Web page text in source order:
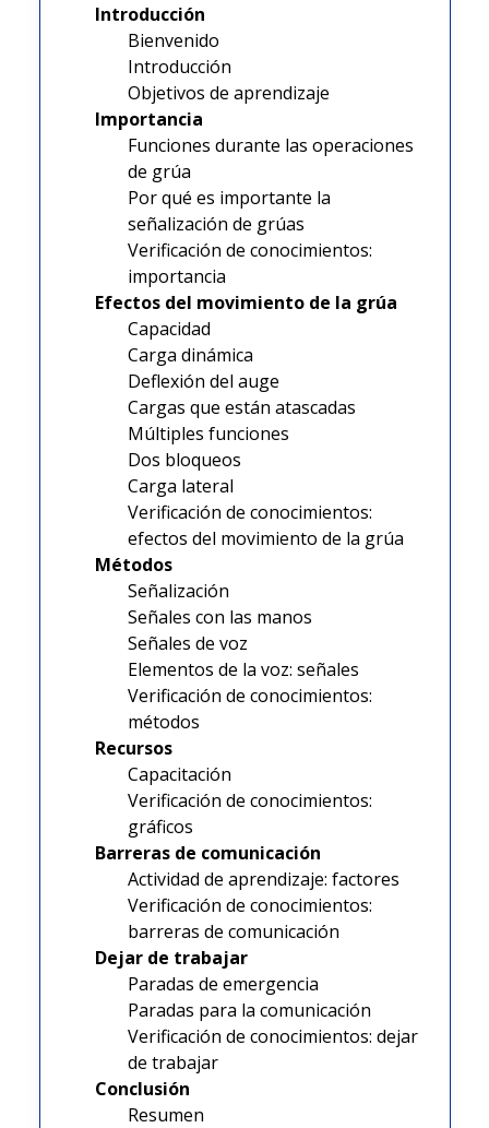
Introducción
Bienvenido
Introducción
Objetivos de aprendizaje
Importancia
Funciones durante las operaciones
de grúa
Por qué es importante la
señalización de grúas
Verificación de conocimientos:
importancia
Efectos del movimiento de la grúa
Capacidad
Carga dinámica
Deflexión del auge
Cargas que están atascadas
Múltiples funciones
Dos bloqueos
Carga lateral
Verificación de conocimientos:
efectos del movimiento de la grúa
Métodos
Señalización
Señales con las manos
Señales de voz
Elementos de la voz: señales
Verificación de conocimientos:
métodos
Recursos
Capacitación
Verificación de conocimientos:
gráficos
Barreras de comunicación
Actividad de aprendizaje: factores
Verificación de conocimientos:
barreras de comunicación
Dejar de trabajar
Paradas de emergencia
Paradas para la comunicación
Verificación de conocimientos: dejar
de trabajar
Conclusión
Resumen